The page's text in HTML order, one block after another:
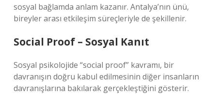
sosyal bağlamda anlam kazanır. Antalya’nın ünü,
bireyler arası etkileşim süreçleriyle de şekillenir.
Social Proof – Sosyal Kanıt
Sosyal psikolojide “social proof” kavramı, bir
davranışın doğru kabul edilmesinin diğer insanların
davranışlarına bakılarak gerçekleştiğini gösterir.